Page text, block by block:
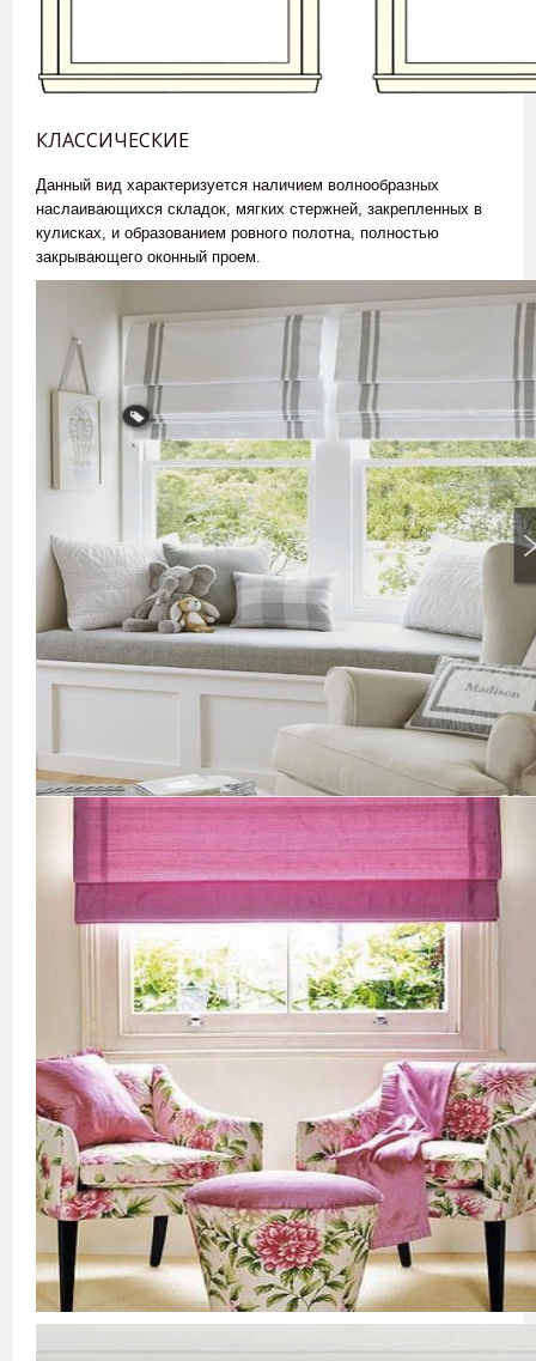
КЛАССИЧЕСКИЕ
Данный вид характеризуется наличием волнообразных
наслаивающихся складок, мягких стержней, закрепленных в
кулисках, и образованием ровного полотна, полностью
закрывающего оконный проем.